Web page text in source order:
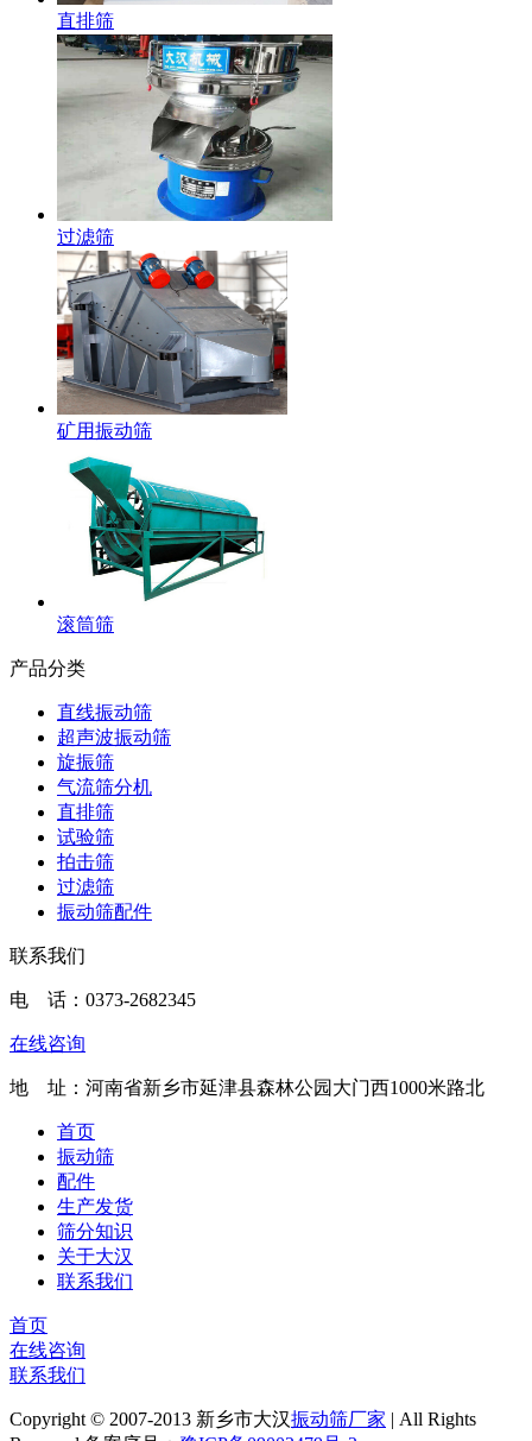
直排筛
过滤筛
矿用振动筛
滚筒筛
产品分类
直线振动筛
超声波振动筛
旋振筛
气流筛分机
直排筛
试验筛
拍击筛
过滤筛
振动筛配件
联系我们
电 话： 0373-2682345
在线咨询
地 址：河南省新乡市延津县森林公园大门西1000米路北
首页
振动筛
配件
生产发货
筛分知识
关于大汉
联系我们
首页
在线咨询
联系我们
Copyright © 2007-2013 新乡市大汉振动筛厂家 | All Rights